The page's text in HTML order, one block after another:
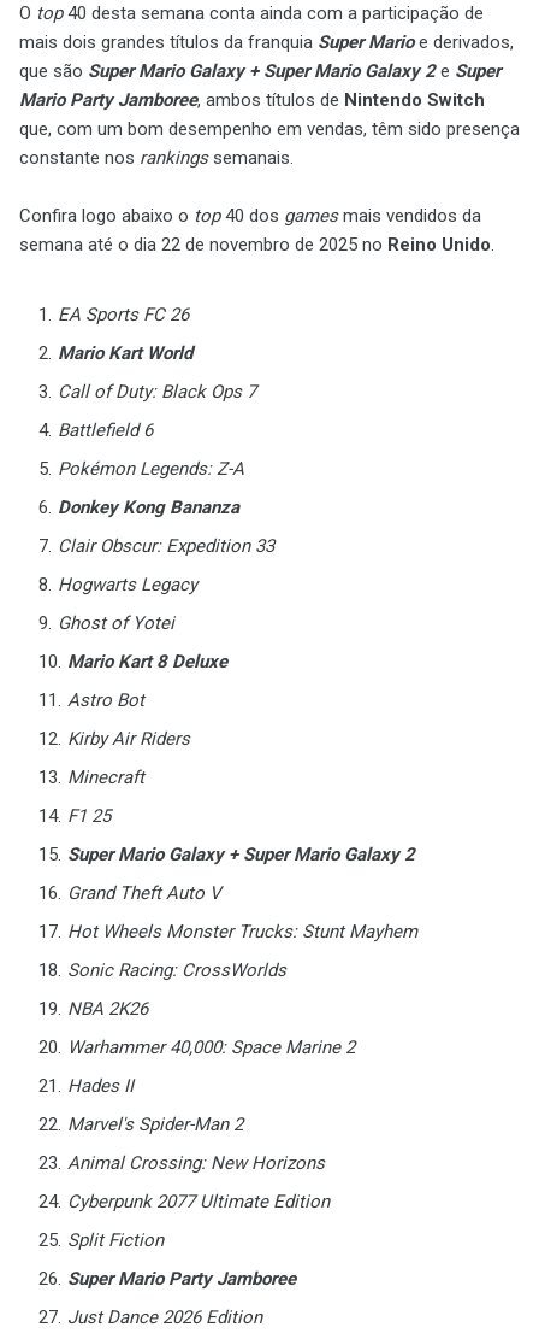
O top40 desta semana conta ainda com a participação de
mais dois grandes títulos da franquia Super Marioe derivados,
que são Super Mario Galaxy + Super Mario Galaxy 2e Super
Mario Party Jamboree, ambos títulos de Nintendo Switch
que, com um bom desempenho em vendas, têm sido presença
constante nos rankingssemanais.
Confira logo abaixo o top40 dos gamesmais vendidos da
semana até o dia 22 de novembro de 2025 no Reino Unido.
EA Sports FC 26
Mario Kart World
Call of Duty: Black Ops 7
Battlefield 6
Pokémon Legends: Z-A
Donkey Kong Bananza
Clair Obscur: Expedition 33
Hogwarts Legacy
Ghost of Yotei
Mario Kart 8 Deluxe
Astro Bot
Kirby Air Riders
Minecraft
F1 25
Super Mario Galaxy + Super Mario Galaxy 2
Grand Theft Auto V
Hot Wheels Monster Trucks: Stunt Mayhem
Sonic Racing: CrossWorlds
NBA 2K26
Warhammer 40,000: Space Marine 2
Hades II
Marvel's Spider-Man 2
Animal Crossing: New Horizons
Cyberpunk 2077 Ultimate Edition
Split Fiction
Super Mario Party Jamboree
Just Dance 2026 Edition